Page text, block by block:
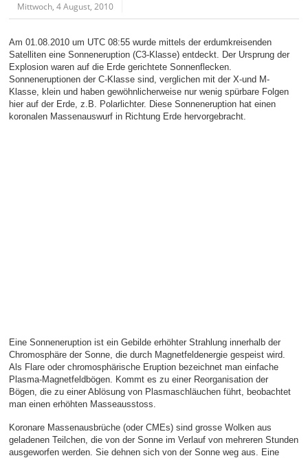
Mittwoch, 4 August, 2010
Am 01.08.2010 um UTC 08:55 wurde mittels der erdumkreisenden
Satelliten eine Sonneneruption (C3-Klasse) entdeckt. Der Ursprung der
Explosion waren auf die Erde gerichtete Sonnenflecken.
Sonneneruptionen der C-Klasse sind, verglichen mit der X-und M-
Klasse, klein und haben gewöhnlicherweise nur wenig spürbare Folgen
hier auf der Erde, z.B. Polarlichter. Diese Sonneneruption hat einen
koronalen Massenauswurf in Richtung Erde hervorgebracht.
Eine Sonneneruption ist ein Gebilde erhöhter Strahlung innerhalb der
Chromosphäre der Sonne, die durch Magnetfeldenergie gespeist wird.
Als Flare oder chromosphärische Eruption bezeichnet man einfache
Plasma-Magnetfeldbögen. Kommt es zu einer Reorganisation der
Bögen, die zu einer Ablösung von Plasmaschläuchen führt, beobachtet
man einen erhöhten Masseausstoss.
Koronare Massenausbrüche (oder CMEs) sind grosse Wolken aus
geladenen Teilchen, die von der Sonne im Verlauf von mehreren Stunden
ausgeworfen werden. Sie dehnen sich von der Sonne weg aus. Eine